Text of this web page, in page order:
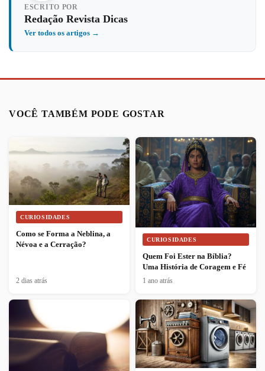
ESCRITO POR
Redação Revista Dicas
Ver todos os artigos →
VOCÊ TAMBÉM PODE GOSTAR
CURIOSIDADES
Como se Forma a Neblina, a
Névoa e a Cerração?
2 dias atrás
CURIOSIDADES
Quem Foi Ester na Bíblia?
Uma História de Coragem e Fé
1 ano atrás